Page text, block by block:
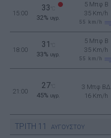
15:00
33
32% υγρ.
5 Μπφ B
35 Km/h
55 km/h
18:00
31
33% υγρ.
5 Μπφ B
35 Km/h
55 km/h
21:00
27
45% υγρ.
3 Μπφ ΒΔ
16 Km/h
ΤΡΙΤΗ 11 ΑΥΓΟΥΣΤΟΥ